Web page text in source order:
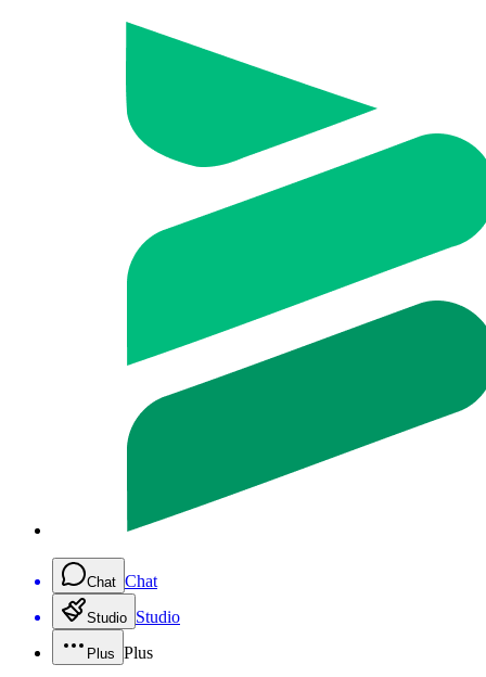
Chat Chat
Studio Studio
Plus Plus